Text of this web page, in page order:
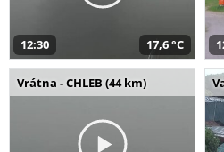
12:30 17,6 °C
Vrátna - CHLEB (44 km)